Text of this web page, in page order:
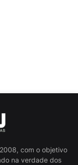
com o objetivo
na verdade dos